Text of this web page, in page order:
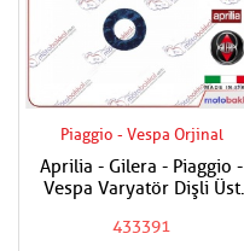
Piaggio - Vespa Orjinal
Aprilia - Gilera - Piaggio -
Vespa Varyatör Dişli Üst
433391